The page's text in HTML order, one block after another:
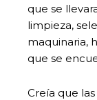
que se
limpieza,
maquinaria,
que se
Creía que